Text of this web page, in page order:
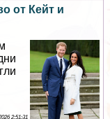
от Кейт и
2:51:31